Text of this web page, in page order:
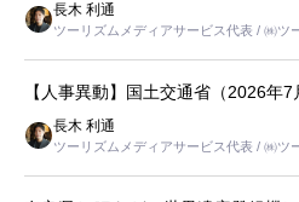
長木 利通
ツーリズムメディアサービス代表 / ㈱ツ
【人事異動】国土交通省（2026年
長木 利通
ツーリズムメディアサービス代表 / ㈱ツ